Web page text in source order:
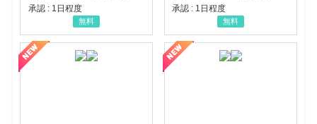
承認 : 1日程度
無料
承認 : 1日程度
無料